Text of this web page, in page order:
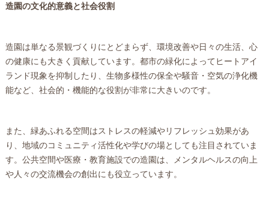
造園の文化的意義と社会役割
造園は単なる景観づくりにとどまらず、環境改善や日々の生活、心
の健康にも大きく貢献しています。都市の緑化によってヒートアイ
ランド現象を抑制したり、生物多様性の保全や騒音・空気の浄化機
能など、社会的・機能的な役割が非常に大きいのです。
また、緑あふれる空間はストレスの軽減やリフレッシュ効果があ
り、地域のコミュニティ活性化や学びの場としても注目されていま
す。公共空間や医療・教育施設での造園は、メンタルヘルスの向上
や人々の交流機会の創出にも役立っています。